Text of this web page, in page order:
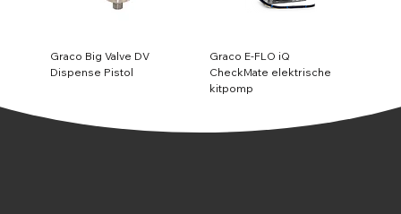
Graco Big Valve DV
Dispense Pistol
Graco E-FLO iQ
CheckMate elektrische
kitpomp